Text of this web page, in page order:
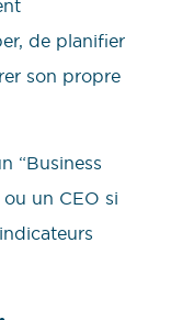
de planifier
son propre
“Business
un CEO si